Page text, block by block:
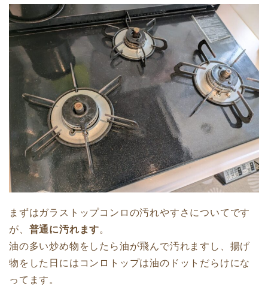
まずはガラストップコンロの汚れやすさについてです
が、 普通に汚れます。
油の多い炒め物をしたら油が飛んで汚れますし、揚げ
物をした日にはコンロトップは油のドットだらけにな
ってます。